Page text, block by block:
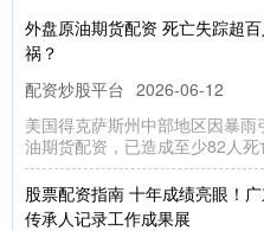
外盘原油期货配资 死亡失踪超
祸？
配资炒股平台 2026-06-12
美国得克萨斯州中部地区因暴
油期货配资，已造成至少82人
股票配资指南 十年成绩亮眼！
传承人记录工作成果展